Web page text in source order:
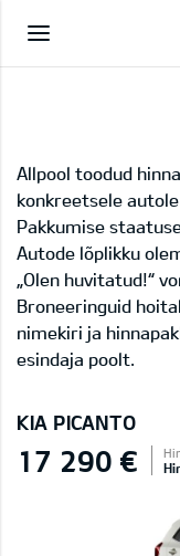
Allpool toodud
konkreetsele
Pakkumise
Autode lõplikku
„Olen huvitatud!“
Broneeringuid
nimekiri ja
esindaja poolt.
KIA PICANTO
17 290 €